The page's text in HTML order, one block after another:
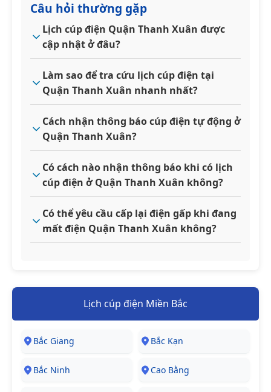
Câu hỏi thường gặp
Lịch cúp điện Quận Thanh Xuân được
cập nhật ở đâu?
Làm sao để tra cứu lịch cúp điện tại
Quận Thanh Xuân nhanh nhất?
Cách nhận thông báo cúp điện tự động ở
Quận Thanh Xuân?
Có cách nào nhận thông báo khi có lịch
cúp điện ở Quận Thanh Xuân không?
Có thể yêu cầu cấp lại điện gấp khi đang
mất điện Quận Thanh Xuân không?
Lịch cúp điện Miền Bắc
Bắc Giang Bắc Kạn
Bắc Ninh Cao Bằng